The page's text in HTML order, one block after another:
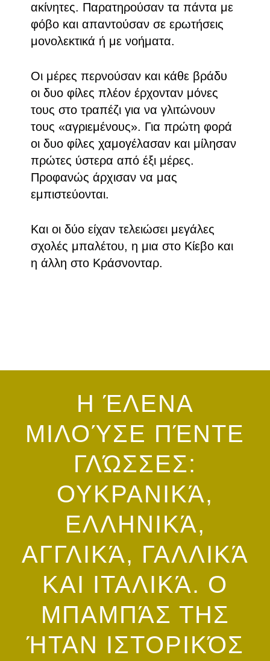
ακίνητες. Παρατηρούσαν τα πάντα με
φόβο και απαντούσαν σε ερωτήσεις
μονολεκτικά ή με νοήματα.
Οι μέρες περνούσαν και κάθε βράδυ
οι δυο φίλες πλέον έρχονταν μόνες
τους στο τραπέζι για να γλιτώνουν
τους «αγριεμένους». Για πρώτη φορά
οι δυο φίλες χαμογέλασαν και μίλησαν
πρώτες ύστερα από έξι μέρες.
Προφανώς άρχισαν να μας
εμπιστεύονται.
Και οι δύο είχαν τελειώσει μεγάλες
σχολές μπαλέτου, η μια στο Κίεβο και
η άλλη στο Κράσνονταρ.
Η ΈΛΕΝΑ
ΜΙΛΟΎΣΕ ΠΈΝΤΕ
ΓΛΏΣΣΕΣ:
ΟΥΚΡΑΝΙΚΆ,
ΕΛΛΗΝΙΚΆ,
ΑΓΓΛΙΚΆ, ΓΑΛΛΙΚΆ
ΚΑΙ ΙΤΑΛΙΚΆ. Ο
ΜΠΑΜΠΆΣ ΤΗΣ
ΉΤΑΝ ΙΣΤΟΡΙΚΌΣ